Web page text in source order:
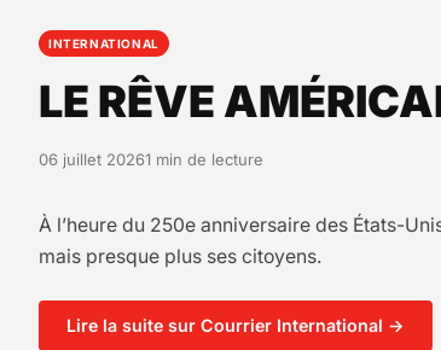
INTERNATIONAL
LE RÊVE
06 juillet 20261 min de lecture
À l’heure du 250e anniversaire des États-
mais presque plus ses citoyens.
Lire la suite sur Courrier International →